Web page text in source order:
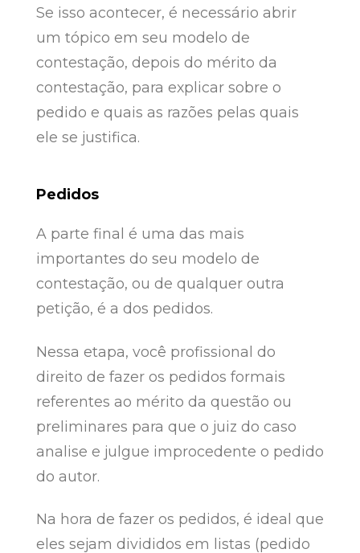
Se isso acontecer, é necessário abrir
um tópico em seu modelo de
contestação, depois do mérito da
contestação, para explicar sobre o
pedido e quais as razões pelas quais
ele se justifica.
Pedidos
A parte final é uma das mais
importantes do seu modelo de
contestação, ou de qualquer outra
petição, é a dos pedidos.
Nessa etapa, você profissional do
direito de fazer os pedidos formais
referentes ao mérito da questão ou
preliminares para que o juiz do caso
analise e julgue improcedente o pedido
do autor.
Na hora de fazer os pedidos, é ideal que
eles sejam divididos em listas (pedido